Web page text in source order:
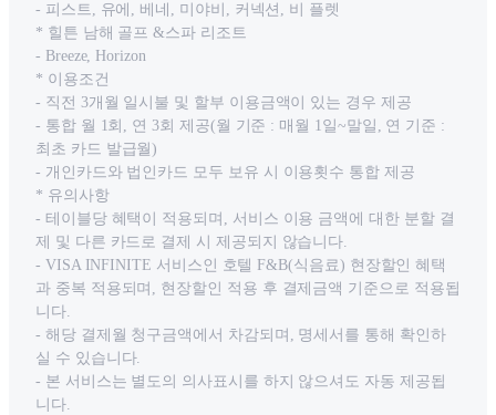
- 피스트, 유에, 베네, 미야비, 커넥션, 비 플렛
* 힐튼 남해 골프 &스파 리조트
- Breeze, Horizon
* 이용조건
- 직전 3개월 일시불 및 할부 이용금액이 있는 경우 제공
- 통합 월 1회, 연 3회 제공(월 기준 : 매월 1일~말일, 연 기준 :
최초 카드 발급월)
- 개인카드와 법인카드 모두 보유 시 이용횟수 통합 제공
* 유의사항
- 테이블당 혜택이 적용되며, 서비스 이용 금액에 대한 분할 결
제 및 다른 카드로 결제 시 제공되지 않습니다.
- VISA INFINITE 서비스인 호텔 F&B(식음료) 현장할인 혜택
과 중복 적용되며, 현장할인 적용 후 결제금액 기준으로 적용됩
니다.
- 해당 결제월 청구금액에서 차감되며, 명세서를 통해 확인하
실 수 있습니다.
- 본 서비스는 별도의 의사표시를 하지 않으셔도 자동 제공됩
니다.